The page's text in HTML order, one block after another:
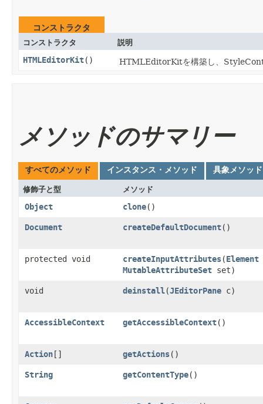
コンストラクタ
コンストラクタ 説明
HTMLEditorKit() HTMLEditorKitを構築し、
メソッドのサマリー
すべてのメソッド インスタンス・メソッド 具象メソッド
修飾子と型 メソッド
Object clone()
Document createDefaultDocument()
protected void createInputAttributes​(Element
MutableAttributeSet set)
void deinstall​(JEditorPane c)
AccessibleContext getAccessibleContext()
Action [] getActions()
String getContentType()